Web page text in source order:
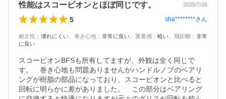
性能はスコーピオンとほぼ同じです。 2025/7/26
5 sha********さん
耐久性 ： 壊れにくい 巻き心地 ： 非常に良い 重量感 ： 軽い 飛距離 ： 非常
に良い
スコーピオンBFSも所有してますが、外観は全く同じで
す。　巻き心地も問題ありませんがハンドルノブのベアリ
ングが樹脂の部品になっており、スコーピオンと比べると
回転に明らかに差がありました。　この部分はベアリング